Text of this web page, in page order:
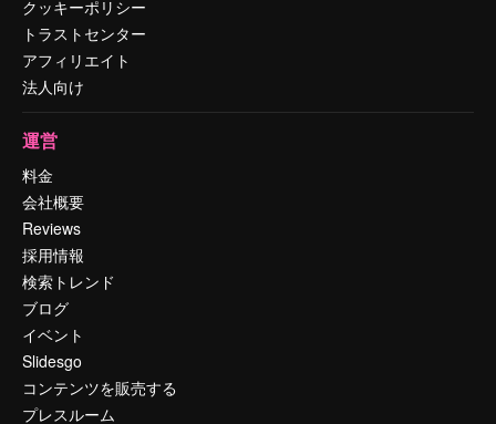
クッキーポリシー
トラストセンター
アフィリエイト
法人向け
運営
料金
会社概要
Reviews
採用情報
検索トレンド
ブログ
イベント
Slidesgo
コンテンツを販売する
プレスルーム